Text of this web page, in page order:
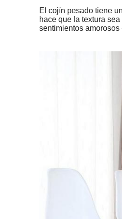
El cojín pesado tiene
hace que la textura
sentimientos